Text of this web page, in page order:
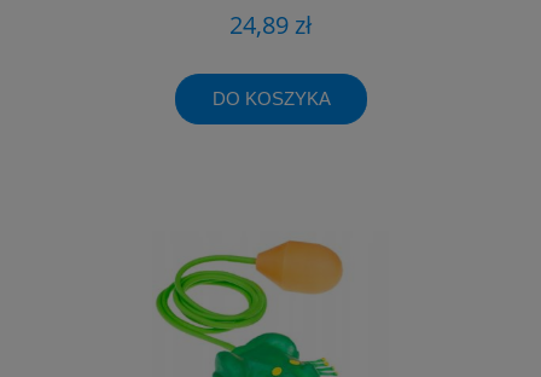
24,89 zł
DO KOSZYKA